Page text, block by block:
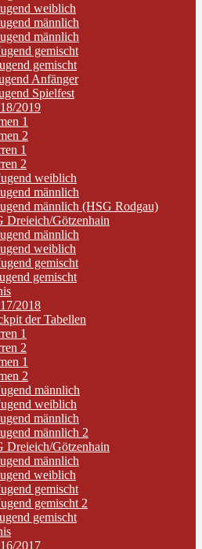
weiblich
männlich
männlich
gemischt
gemischt
Anfänger
Spielfest
2019
1
2
1
2
weiblich
männlich
männlich (HSG Rodgau)
Dreieich/Götzenhain
männlich
weiblich
gemischt
gemischt
2018
der Tabellen
1
2
1
2
männlich
weiblich
männlich
männlich 2
Dreieich/Götzenhain
männlich
weiblich
gemischt
gemischt 2
gemischt
2017